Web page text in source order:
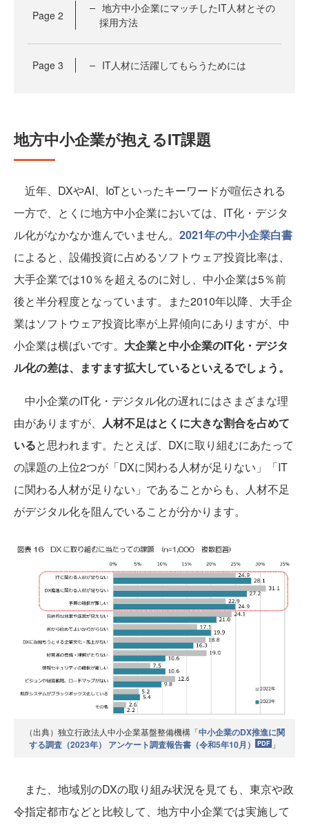
Page 2
地方中小企業にマッチしたIT人材とその
採用方法
Page 3 IT人材に活躍してもらうためには
地方中小企業が抱えるIT課題
近年、DXやAI、IoTといったキーワードが喧伝される
一方で、とくに地方中小企業においては、IT化・デジタ
ル化がなかなか進んでいません。 2021年の中小企業白書
によると、設備投資に占めるソフトウェア投資比率は、
大手企業では10％を超えるのに対し、中小企業は5％前
後と半分程度となっています。また2010年以降、大手企
業はソフトウェア投資比率が上昇傾向にありますが、中
小企業は横ばいです。 大企業と中小企業のIT化・デジタ
ル化の差は、ますます拡大しているといえるでしょう。
中小企業のIT化・デジタル化の遅れにはさまざまな理
由がありますが、 人材不足はとくに大きな割合を占めて
いると思われます。たとえば、DXに取り組むにあたって
の課題の上位2つが「DXに関わる人材が足りない」「IT
に関わる人材が足りない」であることからも、人材不足
がデジタル化を阻んでいることが分かります。
（出典）独立行政法人中小企業基盤整備機構「中小企業のDX推進に関
する調査（2023年） アンケート調査報告書（令和5年10月）
」
また、地域別のDXの取り組み状況を見ても、東京や政
令指定都市などと比較して、地方中小企業では実施して